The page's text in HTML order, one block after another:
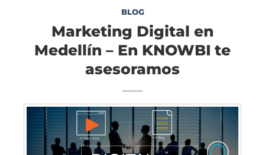
BLOG
Marketing Digital en
Medellín – En KNOWBI te
asesoramos